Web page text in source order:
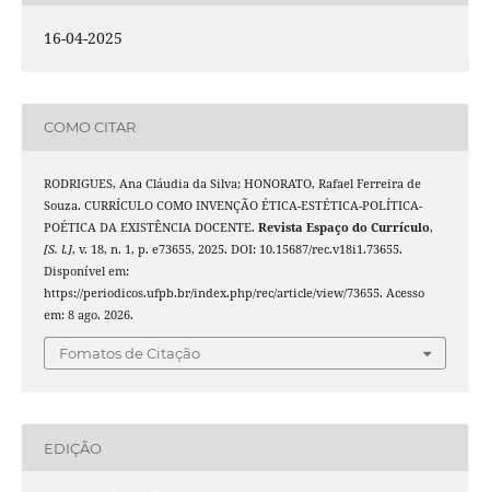
16-04-2025
COMO CITAR
RODRIGUES, Ana Cláudia da Silva; HONORATO, Rafael Ferreira de
Souza. CURRÍCULO COMO INVENÇÃO ÉTICA-ESTÉTICA-POLÍTICA-
POÉTICA DA EXISTÊNCIA DOCENTE. Revista Espaço do Currículo,
[S. l.], v. 18, n. 1, p. e73655, 2025. DOI: 10.15687/rec.v18i1.73655.
Disponível em:
https://periodicos.ufpb.br/index.php/rec/article/view/73655. Acesso
em: 8 ago. 2026.
Fomatos de Citação
EDIÇÃO